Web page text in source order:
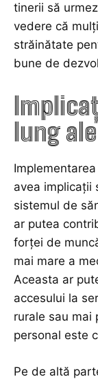
tinerii să
vedere că
străinătate
bune de
lung
avea implicații
sistemul de
ar putea
forței de
mai mare a
Aceasta ar
accesului la
rurale sau mai
personal este
Pe de altă